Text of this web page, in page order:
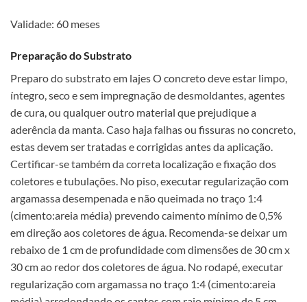
Validade: 60 meses
Preparação do Substrato
Preparo do substrato em lajes O concreto deve estar limpo,
íntegro, seco e sem impregnação de desmoldantes, agentes
de cura, ou qualquer outro material que prejudique a
aderência da manta. Caso haja falhas ou fissuras no concreto,
estas devem ser tratadas e corrigidas antes da aplicação.
Certificar-se também da correta localização e fixação dos
coletores e tubulações. No piso, executar regularização com
argamassa desempenada e não queimada no traço 1:4
(cimento:areia média) prevendo caimento mínimo de 0,5%
em direção aos coletores de água. Recomenda-se deixar um
rebaixo de 1 cm de profundidade com dimensões de 30 cm x
30 cm ao redor dos coletores de água. No rodapé, executar
regularização com argamassa no traço 1:4 (cimento:areia